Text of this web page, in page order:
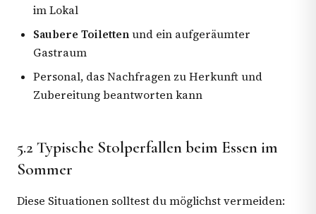
im Lokal
Saubere Toilettenund ein aufgeräumter
Gastraum
Personal, das Nachfragen zu Herkunft und
Zubereitung beantworten kann
5.2 Typische Stolperfallen beim Essen im
Sommer
Diese Situationen solltest du möglichst vermeiden: